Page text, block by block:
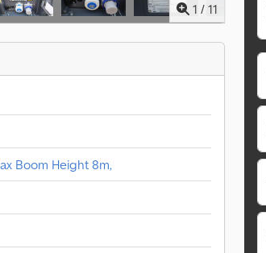
1 / 11
Boom Height 8m,